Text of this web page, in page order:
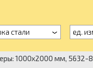
стали ед.
1000x2000 мм, 5632-